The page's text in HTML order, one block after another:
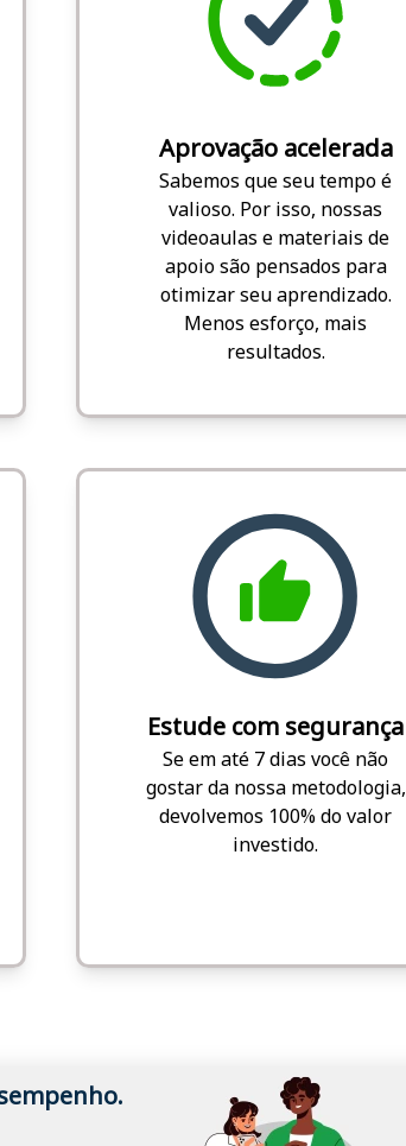
Aprovação acelerada
Sabemos que seu tempo é
valioso. Por isso, nossas
videoaulas e materiais de
apoio são pensados para
otimizar seu aprendizado.
Menos esforço, mais
resultados.
Estude com segurança
Se em até 7 dias você não
gostar da nossa metodologia,
devolvemos 100% do valor
investido.